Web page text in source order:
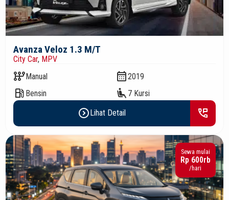
Avanza Veloz 1.3 M/T
City Car, MPV
auto_transmissionManual calendar_month2019
local_gas_station Bensin airline_seat_recline_extra 7 Kursi
expand_circle_right Lihat Detail perm_phone_msg
Sewa mulai
Rp 600rb
/hari